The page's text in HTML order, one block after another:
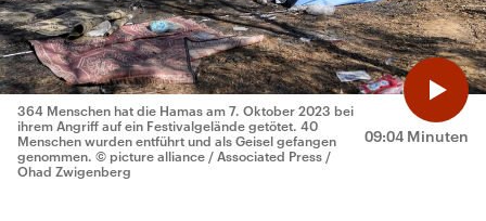
09:04 Minuten
364 Menschen hat die Hamas am 7. Oktober 2023 bei
ihrem Angriff auf ein Festivalgelände getötet. 40
Menschen wurden entführt und als Geisel gefangen
genommen. © picture alliance / Associated Press /
Ohad Zwigenberg